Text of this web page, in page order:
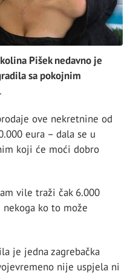
Pišek nedavno je
sa pokojnim
.
ove nekretnine od
eura – dala se u
koji će moći dobro
vile traži čak 6.000
ko to može
je jedna zagrebačka
nije uspjela ni